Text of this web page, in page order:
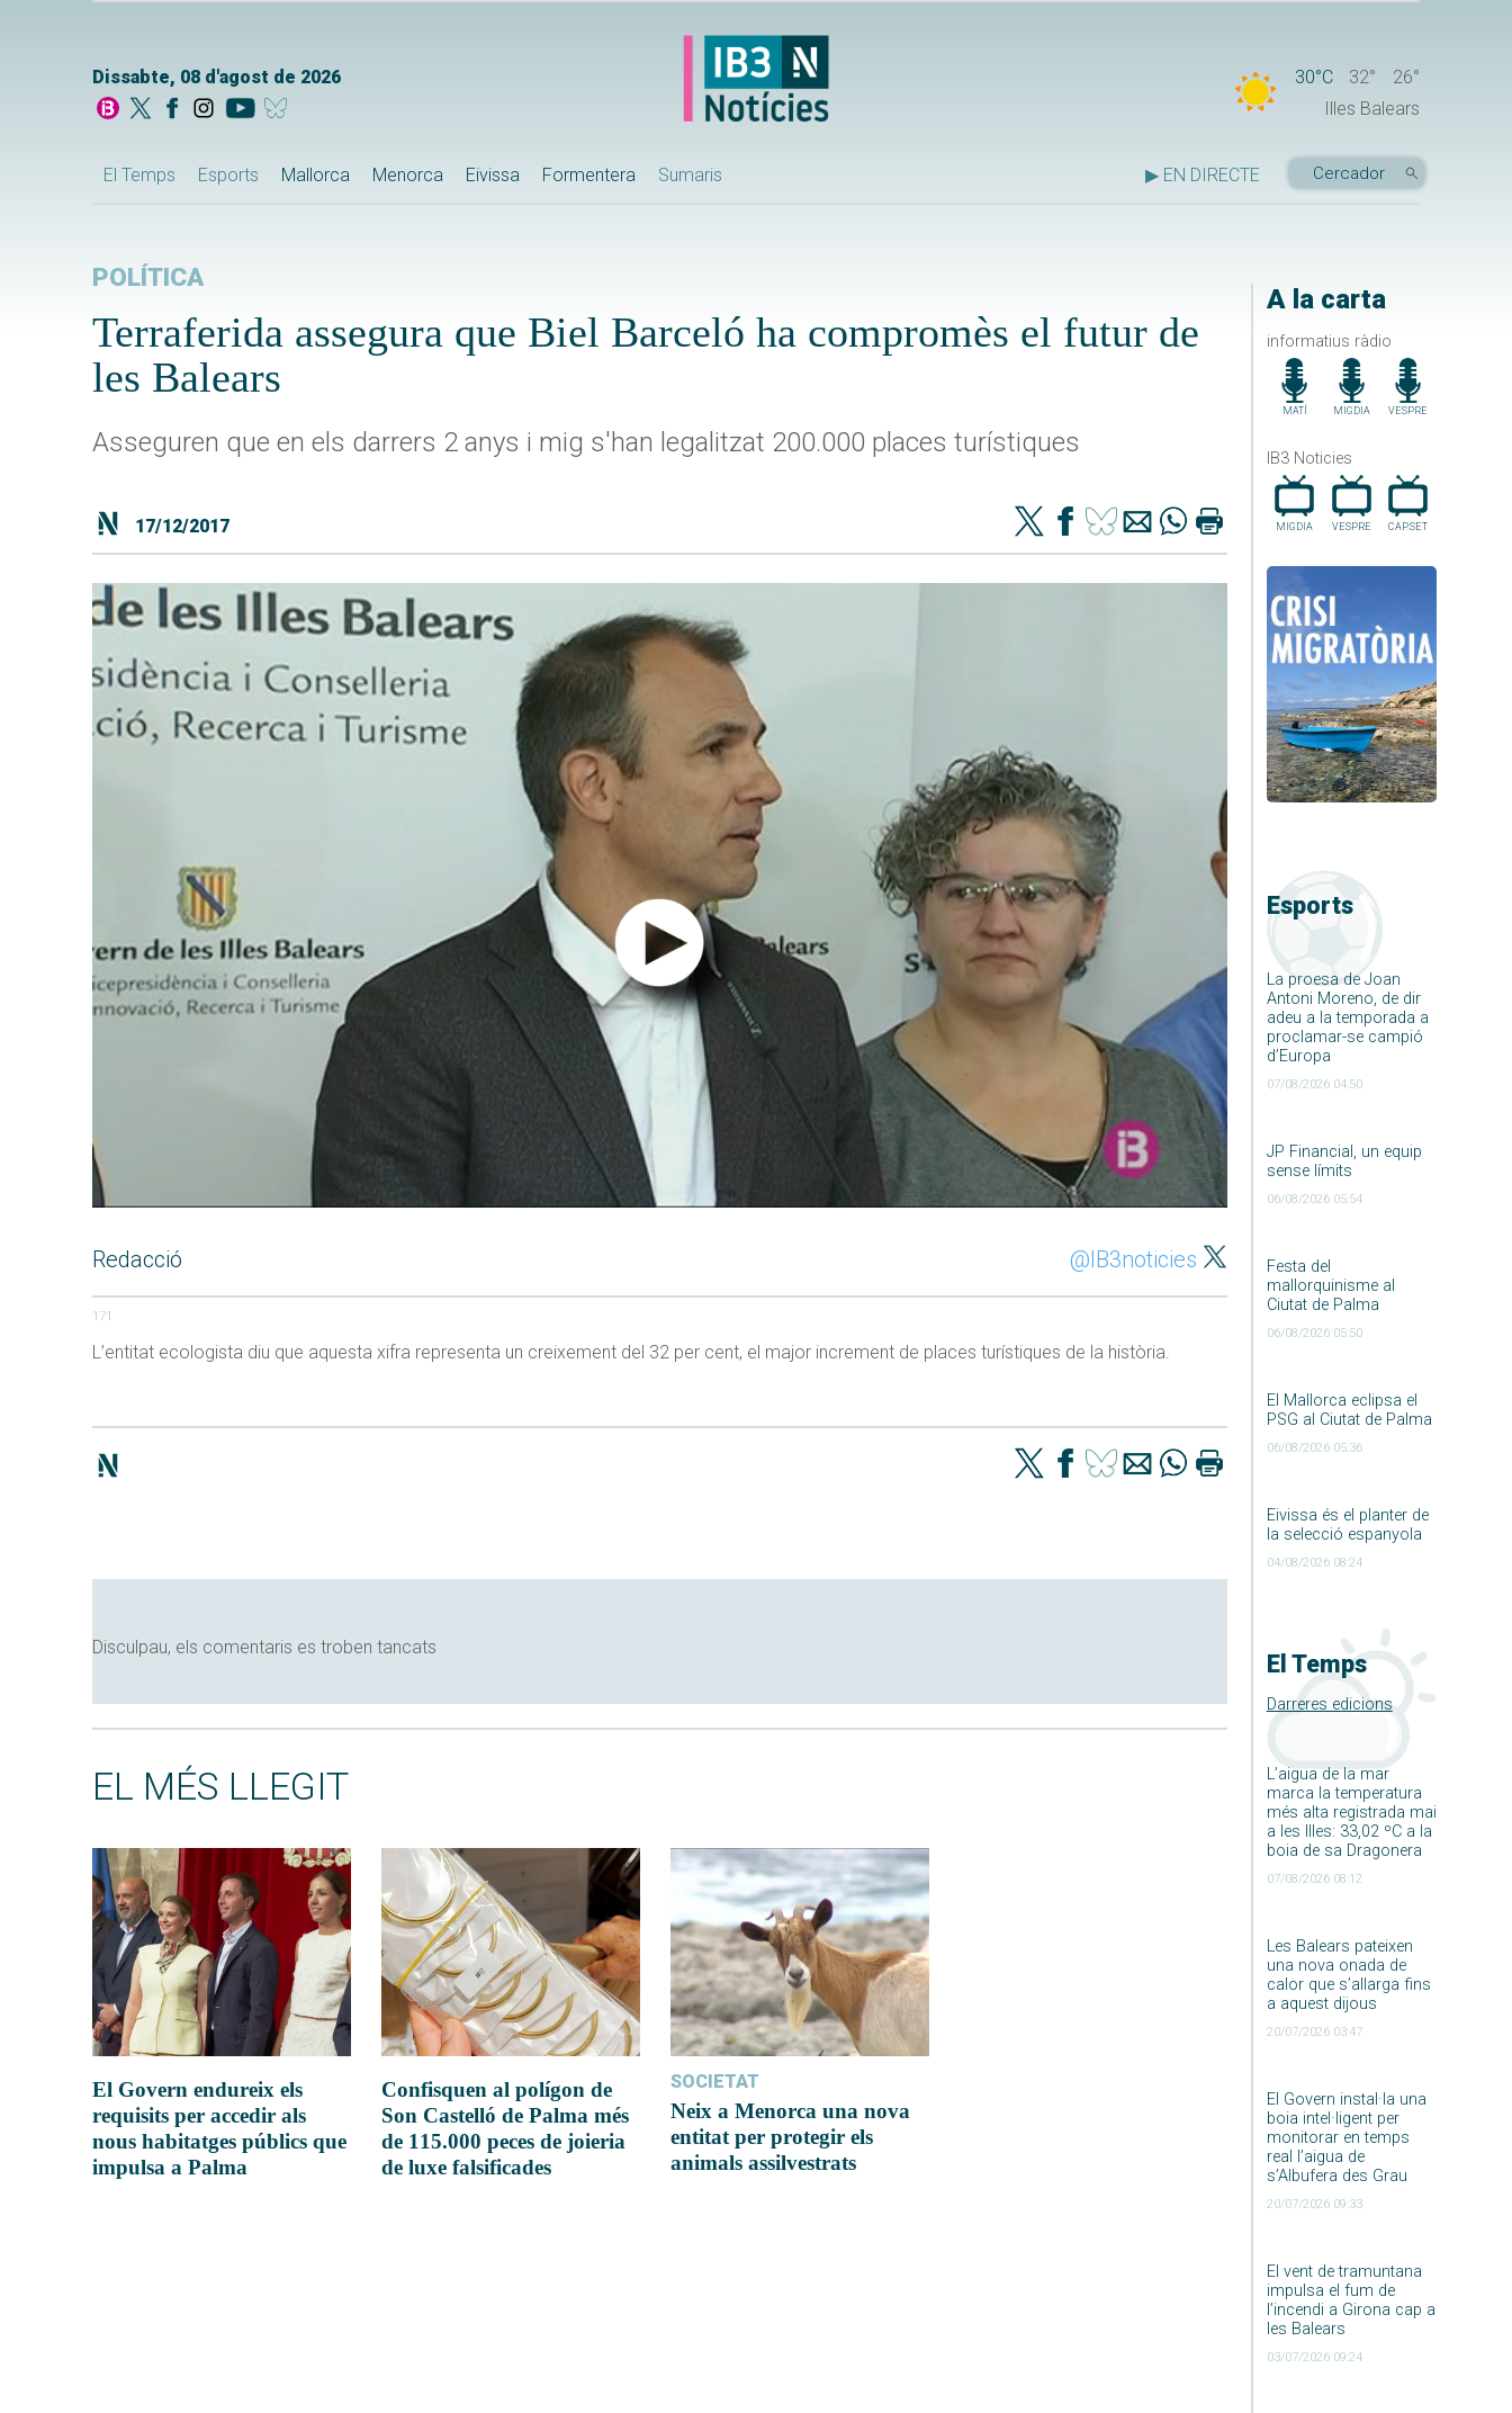
Dissabte, 08 d'agost de 2026 30°C 32°
26°
Illes Balears
El Temps Esports Mallorca Menorca Eivissa Formentera Sumaris ▶ EN DIRECTE
A la carta
informatius ràdio
MATÍ MIGDIA VESPRE
IB3 Noticies
MIGDIA VESPRE CAP.SET
Esports
La proesa de Joan
Antoni Moreno, de dir
adeu a la temporada a
proclamar-se campió
d’Europa
07/08/2026 04:50
JP Financial, un equip
sense límits
06/08/2026 05:54
Festa del
mallorquinisme al
Ciutat de Palma
06/08/2026 05:50
El Mallorca eclipsa el
PSG al Ciutat de Palma
06/08/2026 05:36
Eivissa és el planter de
la selecció espanyola
04/08/2026 08:24
El Temps
Darreres edicions
L’aigua de la mar
marca la temperatura
més alta registrada mai
a les Illes: 33,02 ºC a la
boia de sa Dragonera
07/08/2026 08:12
Les Balears pateixen
una nova onada de
calor que s’allarga fins
a aquest dijous
20/07/2026 03:47
El Govern instal·la una
boia intel·ligent per
monitorar en temps
real l’aigua de
s’Albufera des Grau
20/07/2026 09:33
El vent de tramuntana
impulsa el fum de
l’incendi a Girona cap a
les Balears
03/07/2026 09:24
POLÍTICA
Terraferida assegura que Biel Barceló ha compromès el futur de
les Balears
Asseguren que en els darrers 2 anys i mig s'han legalitzat 200.000 places turístiques
17/12/2017
Redacció @IB3noticies
171
L’entitat ecologista diu que aquesta xifra representa un creixement del 32 per cent, el major increment de places turístiques de la història.
Disculpau, els comentaris es troben tancats
EL MÉS LLEGIT
El Govern endureix els
requisits per accedir als
nous habitatges públics que
impulsa a Palma
Confisquen al polígon de
Son Castelló de Palma més
de 115.000 peces de joieria
de luxe falsificades
SOCIETAT
Neix a Menorca una nova
entitat per protegir els
animals assilvestrats